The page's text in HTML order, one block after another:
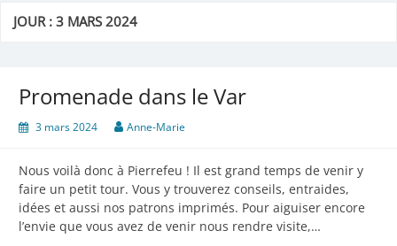
JOUR :3 MARS 2024
Promenade dans le Var
3 mars 2024 Anne-Marie
Nous voilà donc à Pierrefeu ! Il est grand temps de venir y
faire un petit tour. Vous y trouverez conseils, entraides,
idées et aussi nos patrons imprimés. Pour aiguiser encore
l’envie que vous avez de venir nous rendre visite,…